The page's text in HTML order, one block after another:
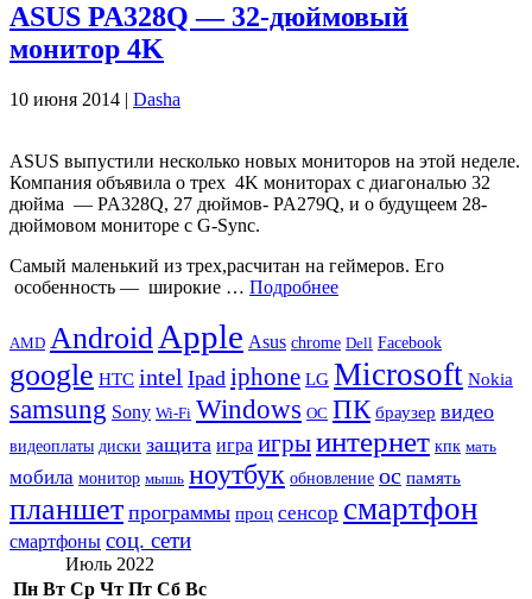
ASUS PA328Q — 32-дюймовый
монитор 4K
10 июня 2014 | Dasha
ASUS выпустили несколько новых мониторов на этой неделе.
Компания объявила о трех 4K мониторах с диагональю 32
дюйма — PA328Q, 27 дюймов- PA279Q, и о будущеем 28-
дюймовом мониторе с G-Sync.
Самый маленький из трех,расчитан ​​на геймеров. Его
особенность — широкие … Подробнее
AMD Android Apple Asus chrome Dell Facebook
google HTC intel Ipad iphone LG Microsoft Nokia
samsung Sony Wi-Fi Windows ОС ПК браузер видео
видеоплаты диски защита игра игрыинтернет кпк мать
мобила монитор мышь ноутбук обновление ос память
планшет программы проц сенсор смартфон
смартфоны соц. сети
Июль 2022
Пн Вт Ср Чт Пт Сб Вс